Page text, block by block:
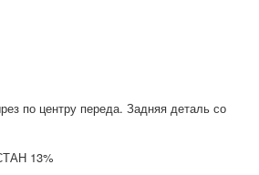
по центру переда. Задняя деталь со
13%